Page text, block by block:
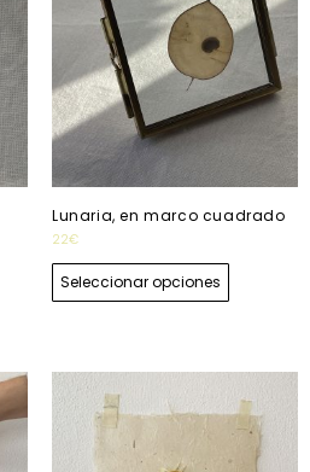
Lunaria, en marco cuadrado
22€
Seleccionar opciones